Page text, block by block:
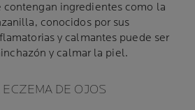
contengan ingredientes como la
conocidos por sus
y calmantes puede ser
y calmar la piel.
DE OJOS